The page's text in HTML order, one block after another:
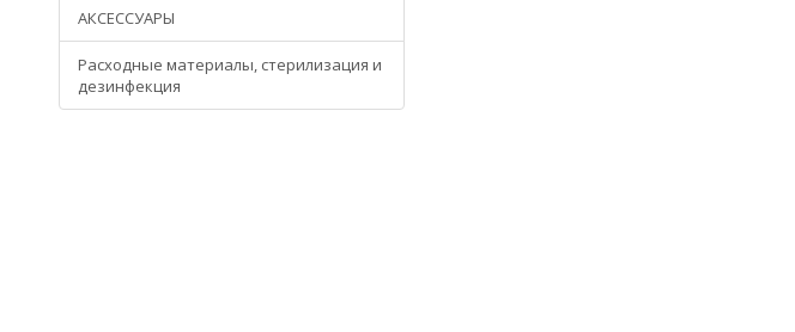
АКСЕССУАРЫ
Расходные материалы, стерилизация и
дезинфекция